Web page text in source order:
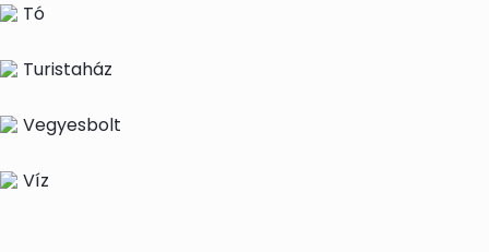
Tó
Turistaház
Vegyesbolt
Víz